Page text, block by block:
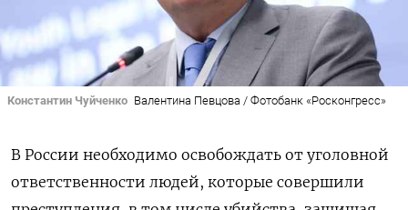
Константин Чуйченко Валентина Певцова / Фотобанк «Росконгресс»
В России необходимо освобождать от уголовной
ответственности людей, которые совершили